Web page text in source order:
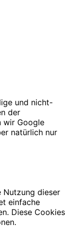
und nicht-
der
wir Google
natürlich nur
Nutzung dieser
einfache
Diese Cookies